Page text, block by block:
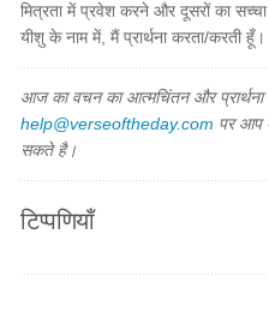
मित्रता में प्रवेश करने और दूसरों का
यीशु के नाम में, मैं प्रार्थना करता/करती
आज का वचन का आत्मचिंतन और प्रार्थना
help@verseoftheday.com पर आप
सकते है।
टिप्पणियाँ